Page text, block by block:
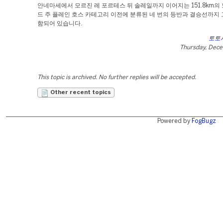
안네마세에서 모르진 레 포르테스 뒤 솔레일까지 이어지는 151.8km의
드 주 플레인 호스 카테고리 이전에 분류된 네 번의 등반과 결승선까지
함되어 있습니다.
토토
Thursday,
This topic is archived. No further replies will be accepted.
Other recent topics
Powered by FogBugz